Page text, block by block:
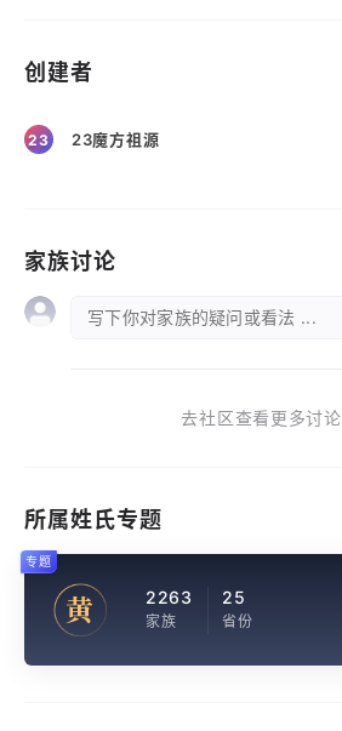
创建者
23 23魔方祖源
家族讨论
写下你对家族的疑问或看法 ...
去社区查看更多讨论
所属姓氏专题
黄 2263
家族
25
省份
专题